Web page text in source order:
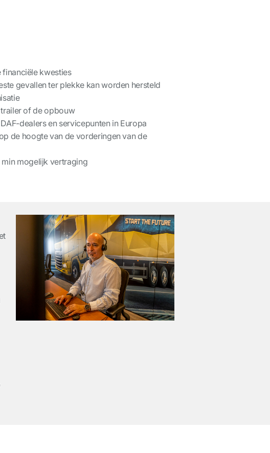
financiële kwesties
gevallen ter plekke kan worden hersteld
trailer of de opbouw
dealers en servicepunten in Europa
de hoogte van de vorderingen van de
mogelijk vertraging